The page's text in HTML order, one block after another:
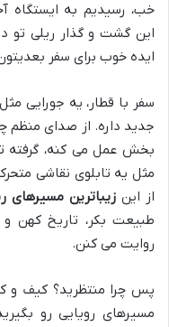
خب، رسیدیم به ایستگاه
این گشت و گذار ریلی تو
ایده خوب برای سفر
سفر با قطار، یه جورایی
جدید داره. از صدای منظم
بخش عمل می کنه، گرفته
مثل یه تابلوی نقاشی
از اینزیباترین مسیرهای
طبیعت بکر، تاریخ کهن
روایت می کنن.
پس چرا منتظرید؟ کیف و
مسیرهای رویایی رو